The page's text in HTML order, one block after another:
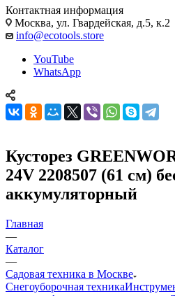
Контактная информация
Москва, ул. Гвардейская, д.5, к.2
info@ecotools.store
YouTube
WhatsApp
Кусторез
24V 2208507 (61 см)
аккумуляторный
Главная
—
Каталог
—
Садовая техника в Москве
Снегоуборочная техника